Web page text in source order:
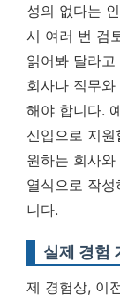
성의 없다는
시 여러 번 검
읽어봐 달라
회사나 직무
해야 합니다.
신입으로 지
원하는 회사
열식으로 작
니다.
실제 경험
제 경험상, 이